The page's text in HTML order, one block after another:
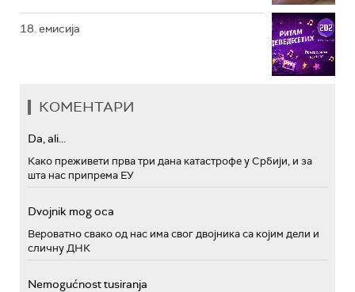
18. емисија
КОМЕНТАРИ
Da, ali...
Како преживети прва три дана катастрофе у Србији, и за
шта нас припрема ЕУ
Dvojnik mog oca
Вероватно свако од нас има свог двојника са којим дели и
сличну ДНК
Nemogućnost tusiranja